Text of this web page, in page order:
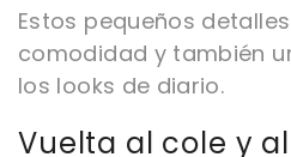
Estos pequeños
comodidad y también
los looks de diario.
Vuelta al cole y